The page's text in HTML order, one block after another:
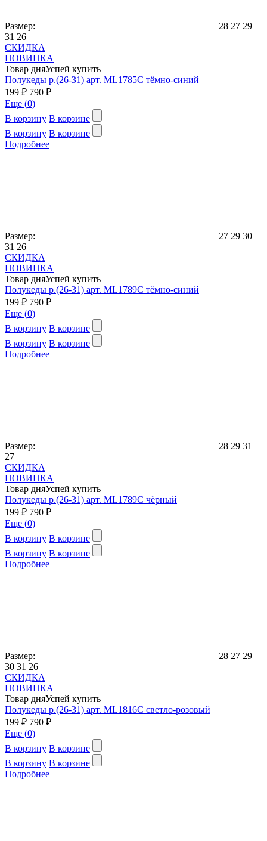
Размер: 28 27 29
31 26
СКИДКА
НОВИНКА
Товар дняУспей купить
Полукеды р.(26-31) арт. ML1785C тёмно-синий
199 ₽ 790 ₽
Еще (0)
В корзину В корзине
В корзину В корзине
Подробнее
Размер: 27 29 30
31 26
СКИДКА
НОВИНКА
Товар дняУспей купить
Полукеды р.(26-31) арт. ML1789C тёмно-синий
199 ₽ 790 ₽
Еще (0)
В корзину В корзине
В корзину В корзине
Подробнее
Размер: 28 29 31
27
СКИДКА
НОВИНКА
Товар дняУспей купить
Полукеды р.(26-31) арт. ML1789C чёрный
199 ₽ 790 ₽
Еще (0)
В корзину В корзине
В корзину В корзине
Подробнее
Размер: 28 27 29
30 31 26
СКИДКА
НОВИНКА
Товар дняУспей купить
Полукеды р.(26-31) арт. ML1816C светло-розовый
199 ₽ 790 ₽
Еще (0)
В корзину В корзине
В корзину В корзине
Подробнее